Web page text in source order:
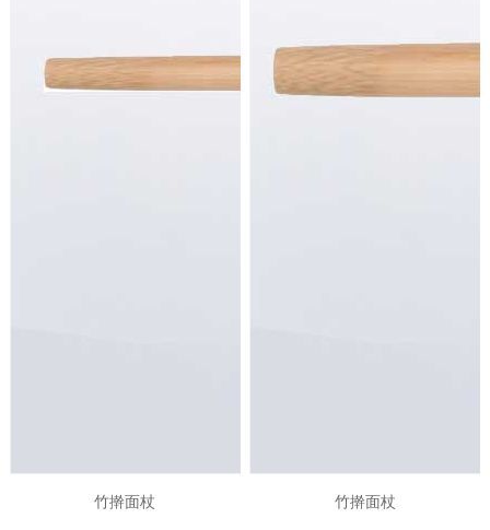
竹擀面杖 竹擀面杖